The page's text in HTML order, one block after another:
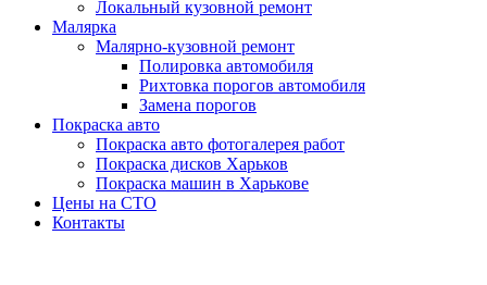
Локальный кузовной ремонт
Малярка
Малярно-кузовной ремонт
Полировка автомобиля
Рихтовка порогов автомобиля
Замена порогов
Покраска авто
Покраска авто фотогалерея работ
Покраска дисков Харьков
Покраска машин в Харькове
Цены на СТО
Контакты